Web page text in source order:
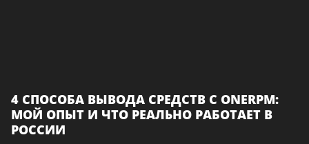
4 СПОСОБА ВЫВОДА СРЕДСТВ С ONERPM:
МОЙ ОПЫТ И ЧТО РЕАЛЬНО РАБОТАЕТ В
РОССИИ